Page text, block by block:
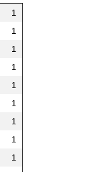
1
1
1
1
1
1
1
1
1